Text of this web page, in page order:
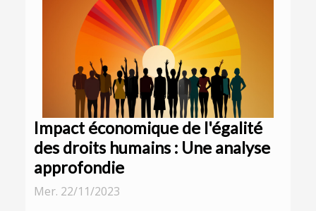
Impact économique de l'égalité
des droits humains : Une analyse
approfondie
Mer. 22/11/2023